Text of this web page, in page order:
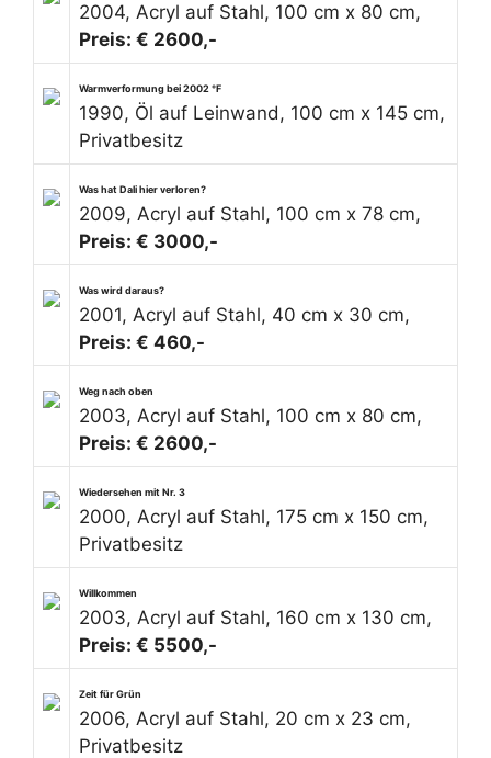
2004, Acryl auf Stahl, 100 cm x 80 cm,
Preis: € 2600,-
Warmverformung bei 2002 °F
1990, Öl auf Leinwand, 100 cm x 145 cm,
Privatbesitz
Was hat Dali hier verloren?
2009, Acryl auf Stahl, 100 cm x 78 cm,
Preis: € 3000,-
Was wird daraus?
2001, Acryl auf Stahl, 40 cm x 30 cm,
Preis: € 460,-
Weg nach oben
2003, Acryl auf Stahl, 100 cm x 80 cm,
Preis: € 2600,-
Wiedersehen mit Nr. 3
2000, Acryl auf Stahl, 175 cm x 150 cm,
Privatbesitz
Willkommen
2003, Acryl auf Stahl, 160 cm x 130 cm,
Preis: € 5500,-
Zeit für Grün
2006, Acryl auf Stahl, 20 cm x 23 cm,
Privatbesitz